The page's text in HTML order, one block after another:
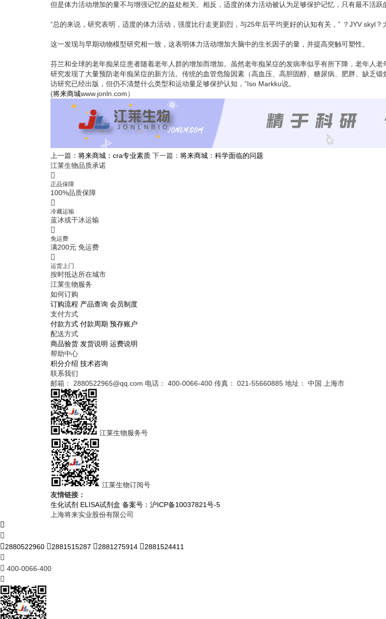
但是体力活动增加的量不与增强记忆的益处相关。相反，适度的体力活动被认为足够保护记忆，只有最不活跃
“总的来说，研究表明，适度的体力活动，强度比行走更剧烈，与25年后平均更好的认知有关，” ？JYV skyl？
这一发现与早期动物模型研究相一致，这表明体力活动增加大脑中的生长因子的量，并提高突触可塑性。
芬兰和全球的老年痴呆症患者随着老年人群的增加而增加。虽然老年痴呆症的发病率似乎有所下降，老年人
研究发现了大量预防老年痴呆症的新方法。传统的血管危险因素（高血压、高胆固醇、糖尿病、肥胖、缺乏
访研究已经出版，但仍不清楚什么类型和运动量足够保护认知，”Iso Markku说。
(将来商城www.jonln.com）
上一篇： 将来商城：cra专业素质 下一篇： 将来商城：科学面临的问题
江莱生物品质承诺
正品保障
100%品质保障
冷藏运输
蓝冰或干冰运输
免运费
满200元 免运费
运货上门
按时抵达所在城市
江莱生物服务
如何订购
订购流程 产品查询 会员制度
支付方式
付款方式 付款周期 预存账户
配送方式
商品验货 发货说明 运费说明
帮助中心
积分介绍 技术咨询
联系我们
邮箱： 2880522965@qq.com 电话： 400-0066-400 传真： 021-55660885 地址： 中国 上海市
江莱生物服务号
江莱生物订阅号
友情链接：
生化试剂 ELISA试剂盒 备案号：沪ICP备10037821号-5
上海将来实业股份有限公司
2880522960 2881515287 2881275914 2881524411
400-0066-400